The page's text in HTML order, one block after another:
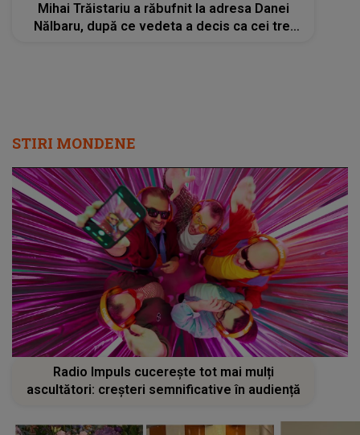
Mihai Trăistariu a răbufnit la adresa Danei
Nălbaru, după ce vedeta a decis ca cei trei
STIRI MONDENE
Radio Impuls cucerește tot mai mulți
ascultători: creșteri semnificative în audiență